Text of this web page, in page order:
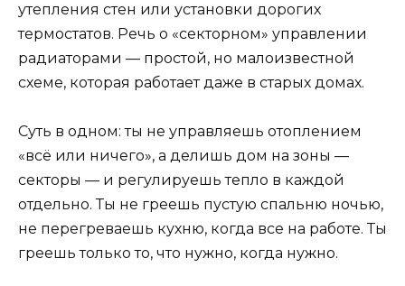
утепления стен или установки дорогих
термостатов. Речь о «секторном» управлении
радиаторами — простой, но малоизвестной
схеме, которая работает даже в старых домах.
Суть в одном: ты не управляешь отоплением
«всё или ничего», а делишь дом на зоны —
секторы — и регулируешь тепло в каждой
отдельно. Ты не греешь пустую спальню ночью,
не перегреваешь кухню, когда все на работе. Ты
греешь только то, что нужно, когда нужно.